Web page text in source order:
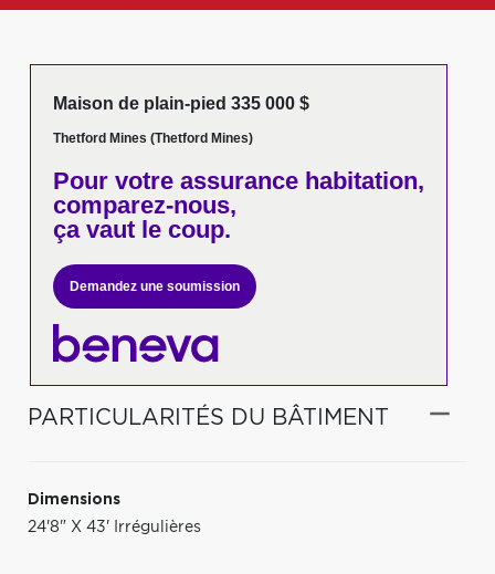
Maison de plain-pied 335 000 $
Thetford Mines (Thetford Mines)
Pour votreassurance habitation,
comparez-nous,
ça vaut le coup.
Demandez une soumission
PARTICULARITÉS DU BÂTIMENT
Dimensions
24'8" X 43' Irrégulières